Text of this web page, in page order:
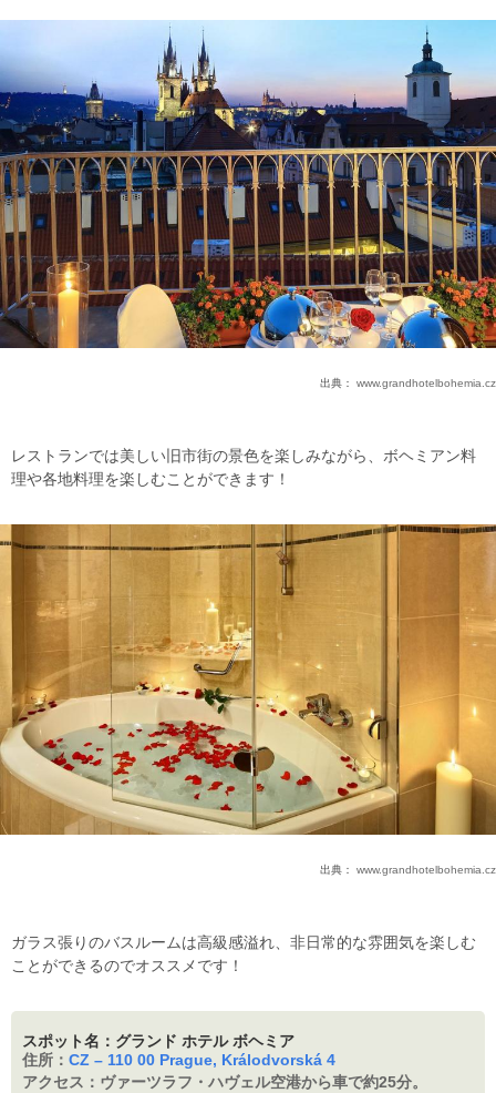
出典： www.grandhotelbohemia.cz
レストランでは美しい旧市街の景色を楽しみながら、ボヘミアン料
理や各地料理を楽しむことができます！
出典： www.grandhotelbohemia.cz
ガラス張りのバスルームは高級感溢れ、非日常的な雰囲気を楽しむ
ことができるのでオススメです！
スポット名：グランド ホテル ボヘミア
住所： CZ – 110 00 Prague, Králodvorská 4
アクセス： ヴァーツラフ・ハヴェル空港から車で約25分。